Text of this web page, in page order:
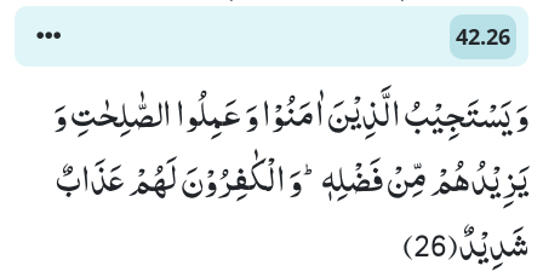
42.26
وَ یَسْتَجِیْبُ الَّذِیْنَ اٰمَنُوْا وَ عَمِلُوا الصّٰلِحٰتِ وَ
یَزِیْدُهُمْ مِّنْ فَضْلِهٖؕ-وَ الْكٰفِرُوْنَ لَهُمْ عَذَابٌ
شَدِیْدٌ(26)